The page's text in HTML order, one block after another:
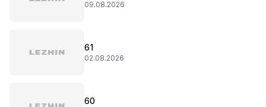
09.08.2026
61
02.08.2026
60